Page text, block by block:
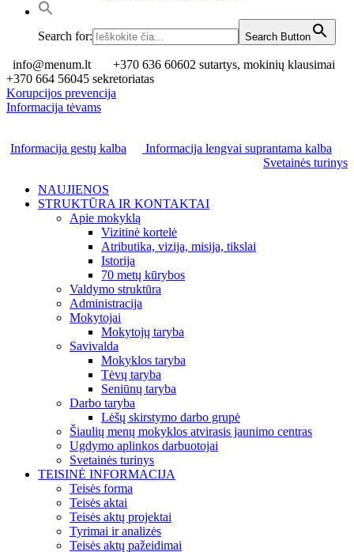
Search for: Search Button
info@menum.lt
+370 636 60602 sutartys, mokinių klausimai
+370 664 56045 sekretoriatas
Korupcijos prevencija
Informacija tėvams
Informacija gestų kalba
Informacija lengvai suprantama kalba
Svetainės turinys
NAUJIENOS
STRUKTŪRA IR KONTAKTAI
Apie mokyklą
Vizitinė kortelė
Atributika, vizija, misija, tikslai
Istorija
70 metų kūrybos
Valdymo struktūra
Administracija
Mokytojai
Mokytojų taryba
Savivalda
Mokyklos taryba
Tėvų taryba
Seniūnų taryba
Darbo taryba
Lėšų skirstymo darbo grupė
Šiaulių menų mokyklos atvirasis jaunimo centras
Ugdymo aplinkos darbuotojai
Svetainės turinys
TEISINĖ INFORMACIJA
Teisės forma
Teisės aktai
Teisės aktų projektai
Tyrimai ir analizės
Teisės aktų pažeidimai